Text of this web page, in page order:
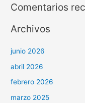
Comentarios
Archivos
junio 2026
abril 2026
febrero 2026
marzo 2025